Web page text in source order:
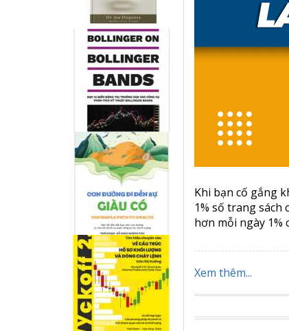
Khi bạn cố gắng
1% số trang
hơn mỗi ngày 1%
Xem thêm...